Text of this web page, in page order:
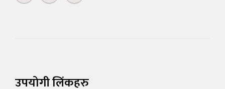
उपयोगी लिंकहरु